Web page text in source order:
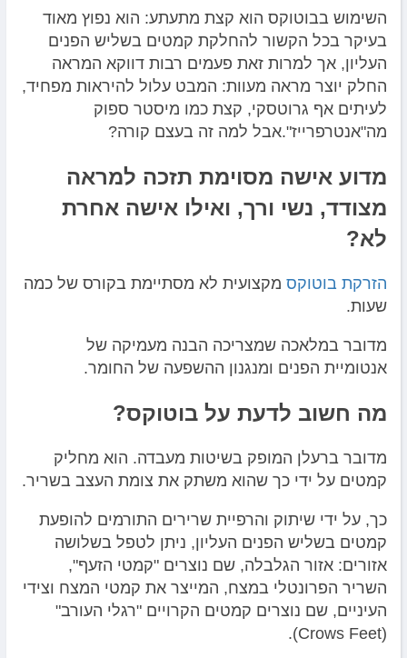
השימוש בבוטוקס הוא קצת מתעתע: הוא נפוץ מאוד
בעיקר בכל הקשור להחלקת קמטים בשליש הפנים
העליון, אך למרות זאת פעמים רבות דווקא המראה
החלק יוצר מראה מעוות: המבט עלול להיראות מפחיד,
לעיתים אף גרוטסקי, קצת כמו מיסטר ספוק
מה"אנטרפרייז".אבל למה זה בעצם קורה?
מדוע אישה מסוימת תזכה למראה
מצודד, נשי ורך, ואילו אישה אחרת
לא?
הזרקת בוטוקס מקצועית לא מסתיימת בקורס של כמה
שעות.
מדובר במלאכה שמצריכה הבנה מעמיקה של
אנטומיית הפנים ומנגנון ההשפעה של החומר.
מה חשוב לדעת על בוטוקס?
מדובר ברעלן המופק בשיטות מעבדה. הוא מחליק
קמטים על ידי כך שהוא משתק את צומת העצב בשריר.
כך, על ידי שיתוק והרפיית שרירים התורמים להופעת
קמטים בשליש הפנים העליון, ניתן לטפל בשלושה
אזורים: אזור הגלבלה, שם נוצרים "קמטי הזעף",
השריר הפרונטלי במצח, המייצר את קמטי המצח וצידי
העיניים, שם נוצרים קמטים הקרויים "רגלי העורב"
(Crows Feet).